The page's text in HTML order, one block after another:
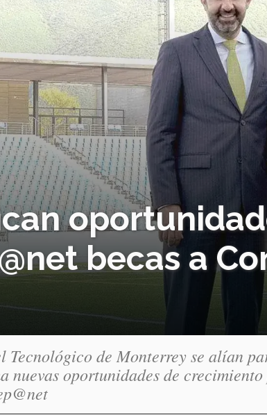
becas a
Tecnológico de Monterrey se alían
nuevas oportunidades de